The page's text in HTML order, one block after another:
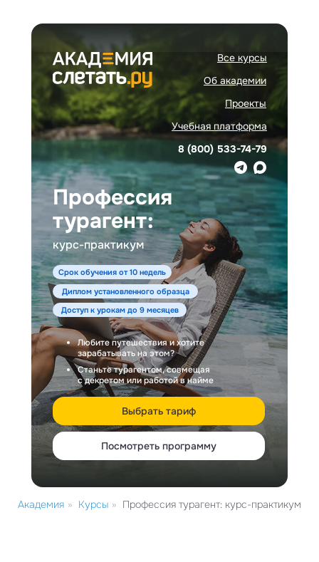
8 (800) 533-74-79
Учебная платформа
Проекты
Об академии
Все курсы
Профессия
турагент:
курс-практикум
Срок обучения от 10 недель
Доступ к урокам до 9 месяцев
Посмотреть программу
Выбрать тариф
Диплом установленного образца
Любите путешествия и хотите
зарабатывать на этом?
Станьте турагентом, совмещая
с декретом или работой в найме
Академия » Курсы » Профессия турагент: курс-практикум